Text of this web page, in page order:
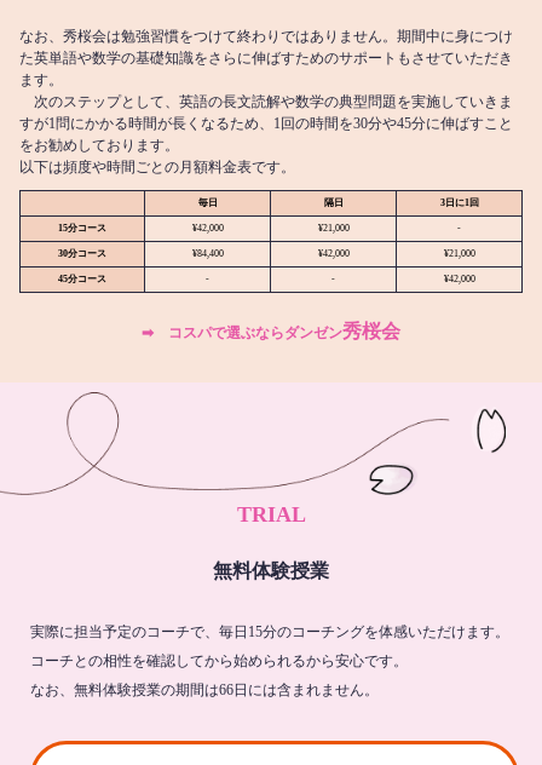
なお、秀桜会は勉強習慣をつけて終わりではありません。期間中に身につけ
た英単語や数学の基礎知識をさらに伸ばすためのサポートもさせていただき
ます。
次のステップとして、英語の長文読解や数学の典型問題を実施していきま
すが1問にかかる時間が長くなるため、1回の時間を30分や45分に伸ばすこと
をお勧めしております。
以下は頻度や時間ごとの月額料金表です。
毎日 隔日 3日に1回
15分コース ¥42,000 ¥21,000 -
30分コース ¥84,400 ¥42,000 ¥21,000
45分コース - - ¥42,000
➡︎ コスパで選ぶならダンゼン秀桜会
TRIAL
無料体験授業
実際に担当予定のコーチで、毎日15分のコーチングを体感いただけます。
コーチとの相性を確認してから始められるから安心です。
なお、無料体験授業の期間は66日には含まれません。